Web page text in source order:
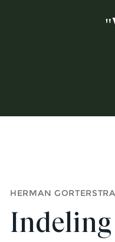
HERMAN
Indeling